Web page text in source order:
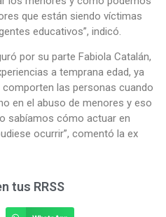
que están siendo víctimas
educativos”, indicó.
por su parte Fabiola Catalán,
a temprana edad, ya
las personas cuando
en el abuso de menores y eso
sabíamos cómo actuar en
ocurrir”, comentó la ex
tus RRSS